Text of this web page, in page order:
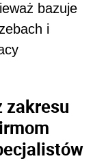
bazuje
i
zakresu